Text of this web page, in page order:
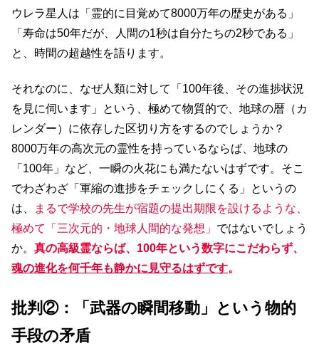
ウレラ星人は「霊的に目覚めて8000万年の歴史がある」
「寿命は50年だが、人間の1秒は自分たちの2秒である」
と、時間の超越性を語ります。
それなのに、なぜ人類に対して「100年後、その進捗状況
を見に伺います」という、極めて物質的で、地球の暦（カ
レンダー）に依存した区切り方をするのでしょうか？
8000万年の高次元の霊性を持っているならば、地球の
「100年」など、一瞬の火花にも満たないはずです。そこ
でわざわざ「軍縮の進捗をチェックしにくる」というの
は、
まるで学校の先生が宿題の提出期限を設けるような、
極めて「三次元的・地球人間的な発想」 ではないでしょう
か。 真の高級霊ならば、100年という数字にこだわらず、
魂の進化を何千年も静かに見守るはずです。
批判②：「武器の瞬間移動」という物的
手段の矛盾